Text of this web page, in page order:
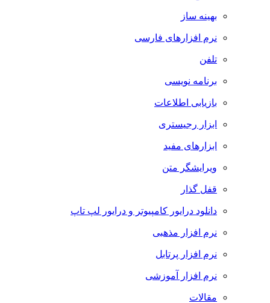
بهینه ساز
نرم افزارهای فارسی
تلفن
برنامه نویسی
بازیابی اطلاعات
ابزار رجیستری
ابزارهای مفید
ویرایشگر متن
قفل گذار
دانلود درایور کامپیوتر و درایور لپ تاپ
نرم افزار مذهبی
نرم افزار پرتابل
نرم افزار آموزشی
مقالات